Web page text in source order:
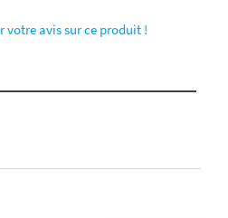
votre avis sur ce produit !